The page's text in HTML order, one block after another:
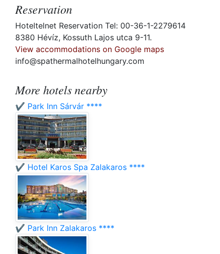
Reservation
Hoteltelnet Reservation Tel: 00-36-1-2279614
8380 Hévíz, Kossuth Lajos utca 9-11.
View accommodations on Google maps
info@spathermalhotelhungary.com
More hotels nearby
✔️ Park Inn Sárvár ****
✔️ Hotel Karos Spa Zalakaros ****
✔️ Park Inn Zalakaros ****